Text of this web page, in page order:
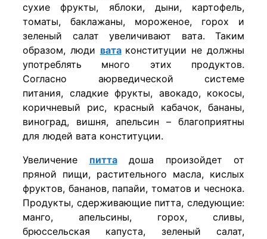
сухие фрукты, яблоки, дыни, картофель,
томаты, баклажаны, мороженое, горох и
зеленый салат увеличивают вата. Таким
образом, люди вата конституции не должны
употреблять много этих продуктов.
Согласно аюрведической системе
питания, сладкие фрукты, авокадо, кокосы,
коричневый рис, красный кабачок, бананы,
виноград, вишня, апельсин – благоприятны
для людей вата конституции.
Увеличение питтадоша произойдет от
пряной пищи, растительного масла, кислых
фруктов, бананов, папайи, томатов и чеснока.
Продукты, сдерживающие питта, следующие:
манго, апельсины, горох, сливы,
брюссельская капуста, зеленый салат,